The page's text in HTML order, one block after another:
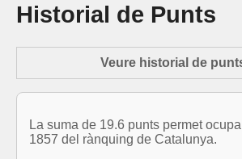
Historial de Punts
Veure historial de
La suma de 19.6 punts permet
1857 del rànquing de Catalunya.